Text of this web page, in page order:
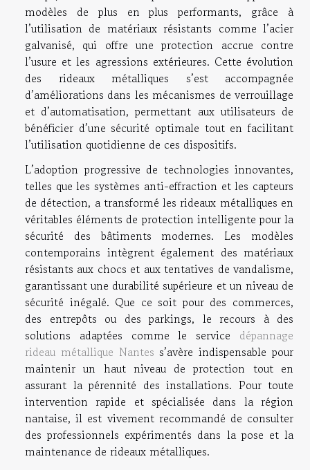
modèles de plus en plus performants, grâce à
l’utilisation de matériaux résistants comme l’acier
galvanisé, qui offre une protection accrue contre
l’usure et les agressions extérieures. Cette évolution
des rideaux métalliques s’est accompagnée
d’améliorations dans les mécanismes de verrouillage
et d’automatisation, permettant aux utilisateurs de
bénéficier d’une sécurité optimale tout en facilitant
l’utilisation quotidienne de ces dispositifs.
L’adoption progressive de technologies innovantes,
telles que les systèmes anti-effraction et les capteurs
de détection, a transformé les rideaux métalliques en
véritables éléments de protection intelligente pour la
sécurité des bâtiments modernes. Les modèles
contemporains intègrent également des matériaux
résistants aux chocs et aux tentatives de vandalisme,
garantissant une durabilité supérieure et un niveau de
sécurité inégalé. Que ce soit pour des commerces,
des entrepôts ou des parkings, le recours à des
solutions adaptées comme le service dépannage
rideau métallique Nantes s’avère indispensable pour
maintenir un haut niveau de protection tout en
assurant la pérennité des installations. Pour toute
intervention rapide et spécialisée dans la région
nantaise, il est vivement recommandé de consulter
des professionnels expérimentés dans la pose et la
maintenance de rideaux métalliques.